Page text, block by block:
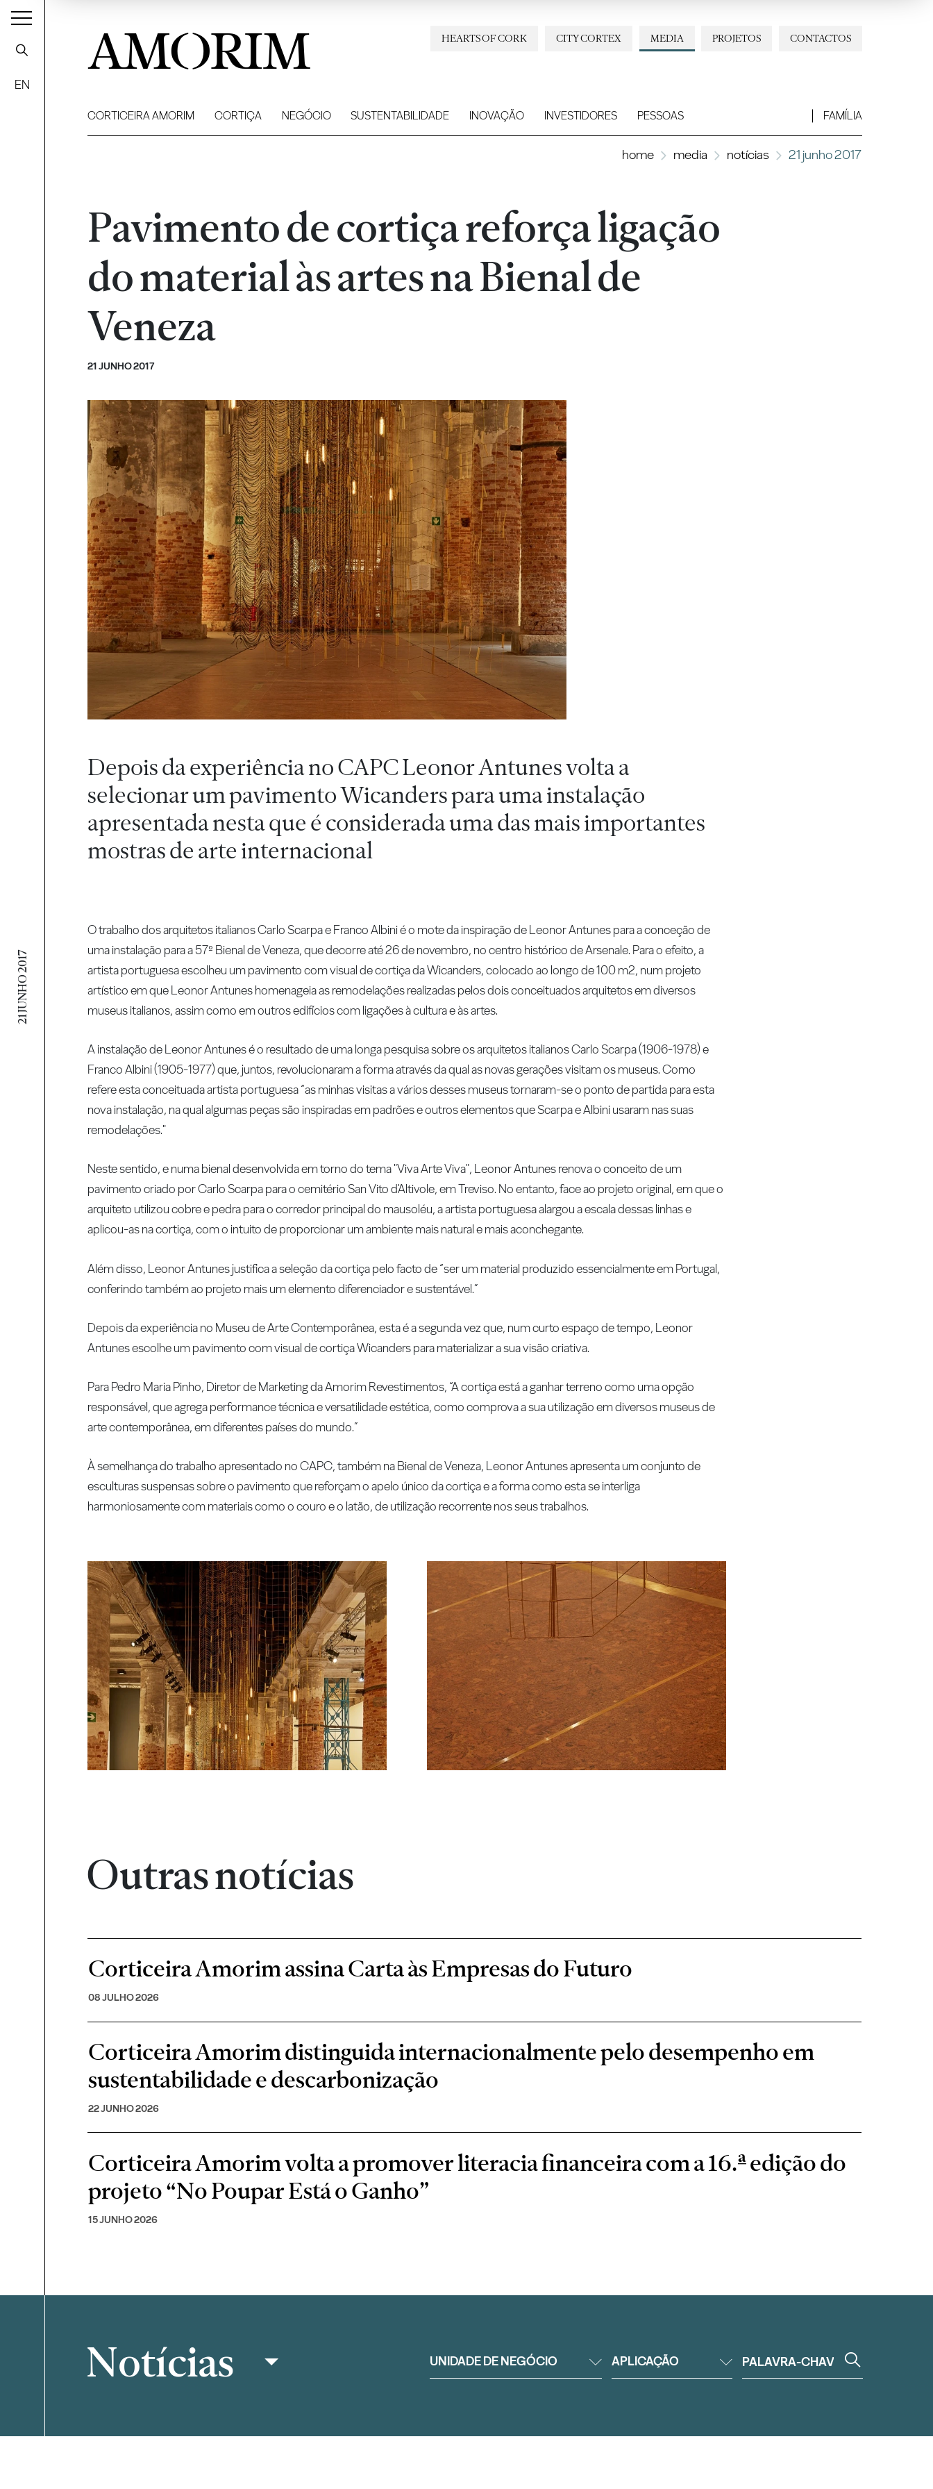
21 JUNHO 2017
EN
AMORIM CONTACTOS
PROJETOS
MEDIA
CITY CORTEX
HEARTS OF CORK
CORTICEIRA AMORIM CORTIÇA NEGÓCIO SUSTENTABILIDADE INOVAÇÃO INVESTIDORES PESSOAS FAMÍLIA
home media notícias 21 junho 2017
Pavimento de cortiça reforça ligação
do material às artes na Bienal de
Veneza
21 JUNHO 2017
Depois da experiência no CAPC Leonor Antunes volta a
selecionar um pavimento Wicanders para uma instalação
apresentada nesta que é considerada uma das mais importantes
mostras de arte internacional
O trabalho dos arquitetos italianos Carlo Scarpa e Franco Albini é o mote da inspiração de Leonor Antunes para a conceção de
uma instalação para a 57º Bienal de Veneza, que decorre até 26 de novembro, no centro histórico de Arsenale. Para o efeito, a
artista portuguesa escolheu um pavimento com visual de cortiça da Wicanders, colocado ao longo de 100 m2, num projeto
artístico em que Leonor Antunes homenageia as remodelações realizadas pelos dois conceituados arquitetos em diversos
museus italianos, assim como em outros edifícios com ligações à cultura e às artes.
A instalação de Leonor Antunes é o resultado de uma longa pesquisa sobre os arquitetos italianos Carlo Scarpa (1906-1978) e
Franco Albini (1905-1977) que, juntos, revolucionaram a forma através da qual as novas gerações visitam os museus. Como
refere esta conceituada artista portuguesa “as minhas visitas a vários desses museus tornaram-se o ponto de partida para esta
nova instalação, na qual algumas peças são inspiradas em padrões e outros elementos que Scarpa e Albini usaram nas suas
remodelações."
Neste sentido, e numa bienal desenvolvida em torno do tema "Viva Arte Viva", Leonor Antunes renova o conceito de um
pavimento criado por Carlo Scarpa para o cemitério San Vito d'Altivole, em Treviso. No entanto, face ao projeto original, em que o
arquiteto utilizou cobre e pedra para o corredor principal do mausoléu, a artista portuguesa alargou a escala dessas linhas e
aplicou-as na cortiça, com o intuito de proporcionar um ambiente mais natural e mais aconchegante.
Além disso, Leonor Antunes justifica a seleção da cortiça pelo facto de “ser um material produzido essencialmente em Portugal,
conferindo também ao projeto mais um elemento diferenciador e sustentável.”
Depois da experiência no Museu de Arte Contemporânea, esta é a segunda vez que, num curto espaço de tempo, Leonor
Antunes escolhe um pavimento com visual de cortiça Wicanders para materializar a sua visão criativa.
Para Pedro Maria Pinho, Diretor de Marketing da Amorim Revestimentos, “A cortiça está a ganhar terreno como uma opção
responsável, que agrega performance técnica e versatilidade estética, como comprova a sua utilização em diversos museus de
arte contemporânea, em diferentes países do mundo.”
À semelhança do trabalho apresentado no CAPC, também na Bienal de Veneza, Leonor Antunes apresenta um conjunto de
esculturas suspensas sobre o pavimento que reforçam o apelo único da cortiça e a forma como esta se interliga
harmoniosamente com materiais como o couro e o latão, de utilização recorrente nos seus trabalhos.
Outras notícias
Corticeira Amorim assina Carta às Empresas do Futuro
08 JULHO 2026
Corticeira Amorim distinguida internacionalmente pelo desempenho em
sustentabilidade e descarbonização
22 JUNHO 2026
Corticeira Amorim volta a promover literacia financeira com a 16.ª edição do
projeto “No Poupar Está o Ganho”
15 JUNHO 2026
Filtrar
Notícias UNIDADE DE NEGÓCIO APLICAÇÃO